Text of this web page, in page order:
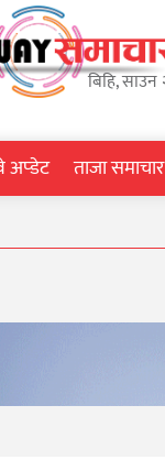
बिहि,
अप्डेट ताजा समाचार